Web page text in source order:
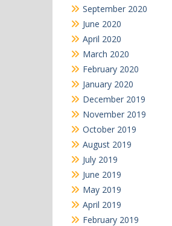
September 2020
June 2020
April 2020
March 2020
February 2020
January 2020
December 2019
November 2019
October 2019
August 2019
July 2019
June 2019
May 2019
April 2019
February 2019